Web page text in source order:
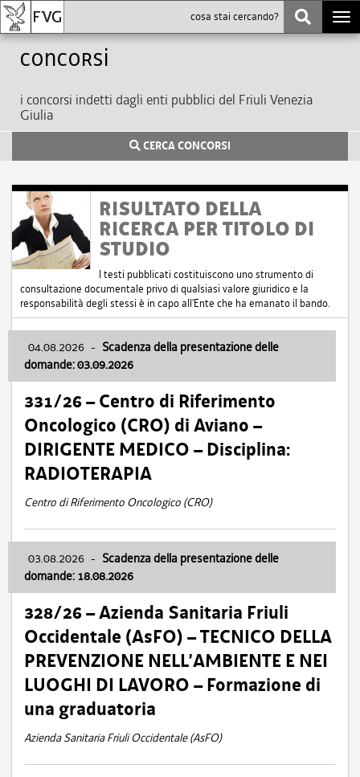
Concorsi
i concorsi indetti dagli enti pubblici del Friuli Venezia
Giulia
CERCA CONCORSI
RISULTATO DELLA
RICERCA PER TITOLO DI
STUDIO
I testi pubblicati costituiscono uno strumento di
consultazione documentale privo di qualsiasi valore giuridico e la
responsabilità degli stessi è in capo all'Ente che ha emanato il bando.
04.08.2026 - Scadenza della presentazione delle
domande: 03.09.2026
331/26 – Centro di Riferimento
Oncologico (CRO) di Aviano –
DIRIGENTE MEDICO – Disciplina:
RADIOTERAPIA
Centro di Riferimento Oncologico (CRO)
03.08.2026 - Scadenza della presentazione delle
domande: 18.08.2026
328/26 – Azienda Sanitaria Friuli
Occidentale (AsFO) – TECNICO DELLA
PREVENZIONE NELL’AMBIENTE E NEI
LUOGHI DI LAVORO – Formazione di
una graduatoria
Azienda Sanitaria Friuli Occidentale (AsFO)